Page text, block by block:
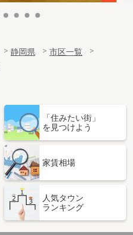
静岡県
市区一覧
「住みたい街」
を見つけよう
家賃相場
人気タウン
ランキング